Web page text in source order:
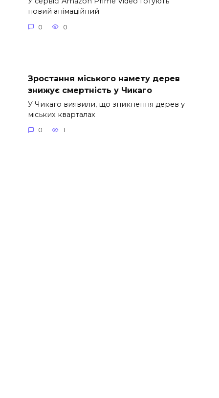
новий анімаційний
0 0
Зростання міського намету дерев
знижує смертність у Чикаго
У Чикаго виявили, що зникнення дерев у
міських кварталах
0 1